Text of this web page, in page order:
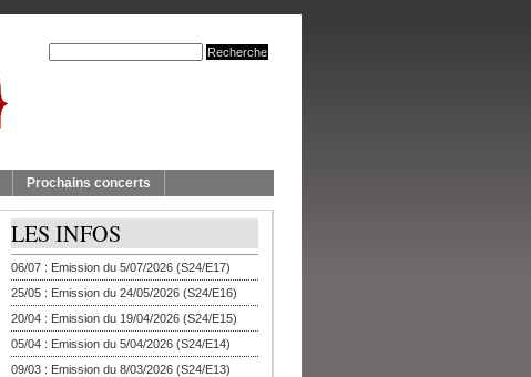
Prochains concerts
LES INFOS
06/07 : Emission du 5/07/2026 (S24/E17)
25/05 : Emission du 24/05/2026 (S24/E16)
20/04 : Emission du 19/04/2026 (S24/E15)
05/04 : Emission du 5/04/2026 (S24/E14)
09/03 : Emission du 8/03/2026 (S24/E13)